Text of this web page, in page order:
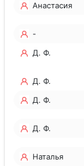
Анастасия
-
Д. Ф.
Д. Ф.
Д. Ф.
Д. Ф.
Наталья